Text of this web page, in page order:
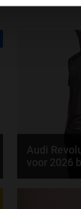
Audi
voor 2026
Op dit
lancering